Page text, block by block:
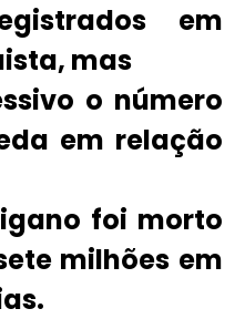
em
mas
o número
em relação
foi morto
milhões em